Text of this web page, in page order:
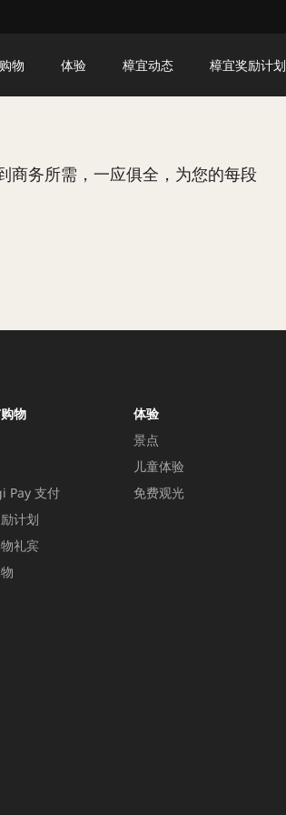
物 体验 樟宜动态 樟宜奖励计划
务所需，一应俱全，为您的每段
物
Pay 支付
计划
礼宾
体验
景点
儿童体验
免费观光